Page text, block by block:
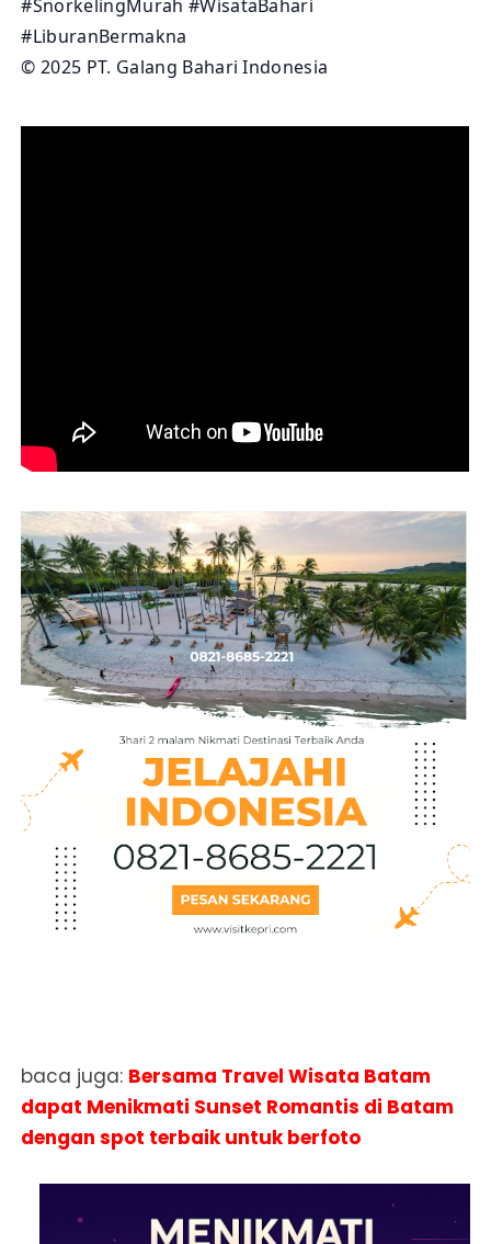
#SnorkelingMurah #WisataBahari
#LiburanBermakna
© 2025 PT. Galang Bahari Indonesia
baca juga: Bersama Travel Wisata Batam
dapat Menikmati Sunset Romantis di Batam
dengan spot terbaik untuk berfoto